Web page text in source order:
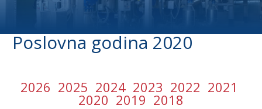
Poslovna godina 2020
2026 2025 2024 2023 2022 2021
2020 2019 2018